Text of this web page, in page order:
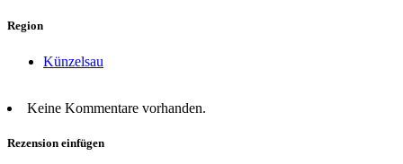
Region
Künzelsau
Keine Kommentare vorhanden.
Rezension einfügen